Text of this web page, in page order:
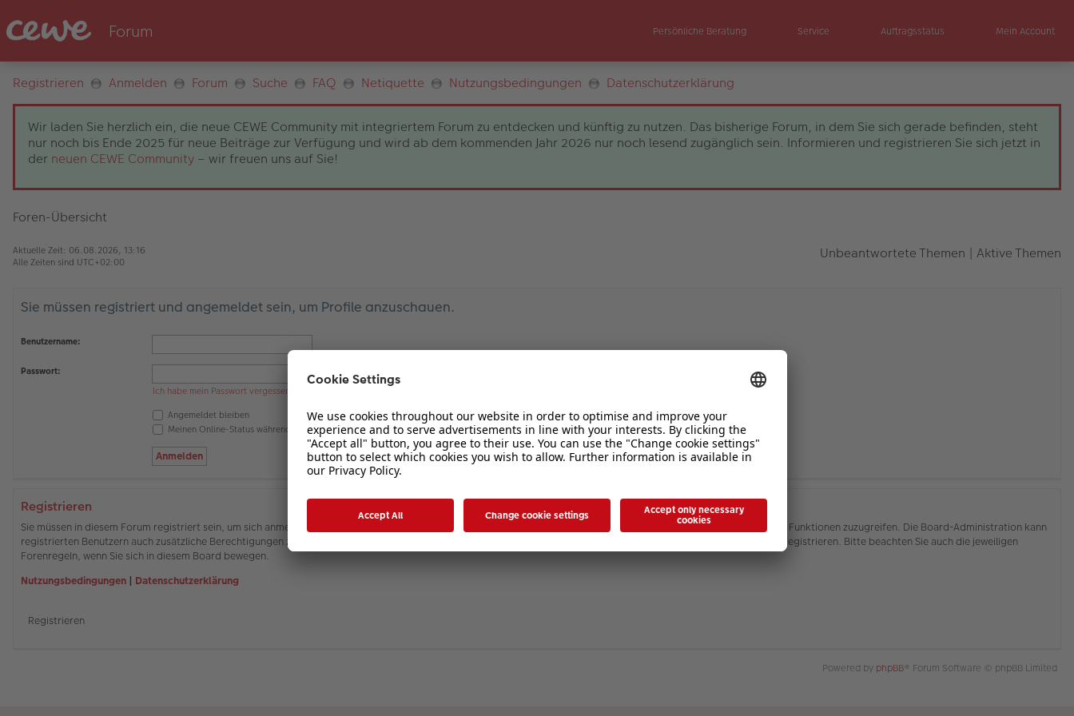
Persönliche Beratung Service Auftragsstatus Mein Account
Registrieren Anmelden Forum Suche FAQ Netiquette Nutzungsbedingungen Datenschutzerklärung
Wir laden Sie herzlich ein, die neue CEWE Community mit integriertem Forum zu entdecken und künftig zu nutzen. Das bisherige Forum, in dem Sie sich gerade befinden, steht
nur noch bis Ende 2025 für neue Beiträge zur Verfügung und wird ab dem kommenden Jahr 2026 nur noch lesend zugänglich sein. Informieren und registrieren Sie sich jetzt in
der neuen CEWE Community – wir freuen uns auf Sie!
Foren-Übersicht
Aktuelle Zeit: 06.08.2026, 13:16
Alle Zeiten sind UTC+02:00 Unbeantwortete Themen | Aktive Themen
Sie müssen registriert und angemeldet sein, um Profile anzuschauen.
Benutzername:
Passwort:
Ich habe mein Passwort vergessen
Angemeldet bleiben
Meinen Online-Status während dieser Sitzung verbergen
Registrieren
Sie müssen in diesem Forum registriert sein, um sich anmelden zu können. Die Registrierung ist in wenigen Augenblicken erledigt und ermöglicht es Ihnen, auf weitere Funktionen zuzugreifen. Die Board-Administration kann
registrierten Benutzern auch zusätzliche Berechtigungen zuweisen. Beachten Sie bitte unsere Nutzungsbedingungen und die verwandten Regelungen, bevor Sie sich registrieren. Bitte beachten Sie auch die jeweiligen
Forenregeln, wenn Sie sich in diesem Board bewegen.
Nutzungsbedingungen | Datenschutzerklärung
Registrieren
Powered by phpBB® Forum Software © phpBB Limited